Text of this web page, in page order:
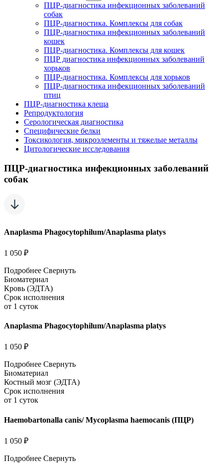
ПЦР-диагностика инфекционных заболеваний
собак
ПЦР-диагностика. Комплексы для собак
ПЦР-диагностика инфекционных заболеваний
кошек
ПЦР-диагностика. Комплексы для кошек
ПЦР диагностика инфекционных заболеваний
хорьков
ПЦР-диагностика. Комплексы для хорьков
ПЦР-диагностика инфекционных заболеваний
птиц
ПЦР-диагностика клеща
Репродуктология
Серологическая диагностика
Специфические белки
Токсикология, микроэлементы и тяжелые металлы
Цитологические исследования
ПЦР-диагностика инфекционных заболеваний
собак
Anaplasma Phagocytophilum/Anaplasma platys
1 050 ₽
Подробнее Свернуть
Биоматериал
Кровь (ЭДТА)
Срок исполнения
от 1 суток
Anaplasma Phagocytophilum/Anaplasma platys
1 050 ₽
Подробнее Свернуть
Биоматериал
Костный мозг (ЭДТА)
Срок исполнения
от 1 суток
Haemobartonalla canis/ Mycoplasma haemocanis (ПЦР)
1 050 ₽
Подробнее Свернуть